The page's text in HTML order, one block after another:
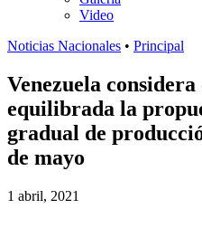
Video
Noticias Nacionales • Principal
Venezuela
equilibrada la
gradual de
de mayo
1 abril, 2021